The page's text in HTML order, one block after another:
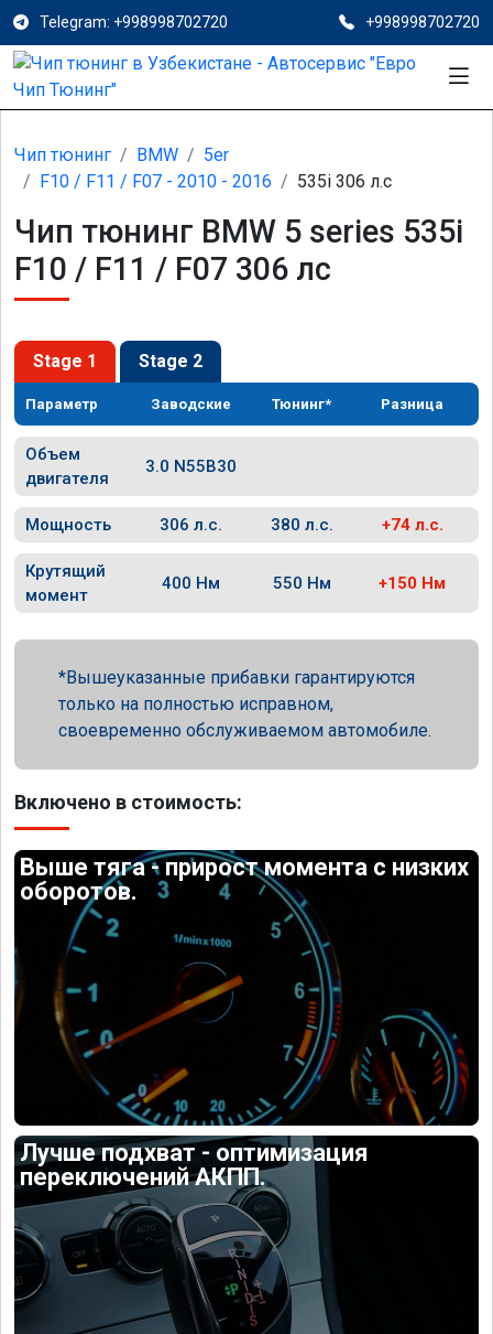
Telegram: +998998702720 +998998702720
Чип тюнинг BMW
5er
F10 / F11 / F07 - 2010 - 2016
535i 306 л.с
Чип тюнинг BMW 5 series 535i
F10 / F11 / F07 306 лс
Stage 1 Stage 2
Параметр Заводские Тюнинг* Разница
Объем
двигателя
3.0 N55B30
Мощность 306 л.с. 380 л.с. +74 л.с.
Крутящий
момент
400 Нм 550 Нм +150 Нм
Вышеуказанные прибавки гарантируются
только на полностью исправном,
своевременно обслуживаемом автомобиле.
Включено в стоимость:
Выше тяга - прирост момента с низких
оборотов.
Лучше подхват - оптимизация
переключений АКПП.